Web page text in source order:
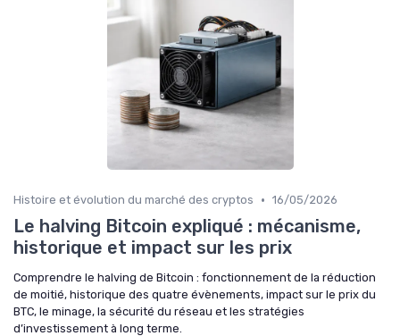
Histoire et évolution du marché des cryptos • 16/05/2026
Le halving Bitcoin expliqué : mécanisme,
historique et impact sur les prix
Comprendre le halving de Bitcoin : fonctionnement de la réduction
de moitié, historique des quatre évènements, impact sur le prix du
BTC, le minage, la sécurité du réseau et les stratégies
d’investissement à long terme.